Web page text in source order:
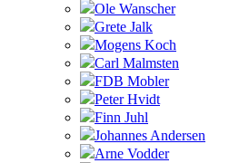
Ole Wanscher
Grete Jalk
Mogens Koch
Carl Malmsten
FDB Mobler
Peter Hvidt
Finn Juhl
Johannes Andersen
Arne Vodder